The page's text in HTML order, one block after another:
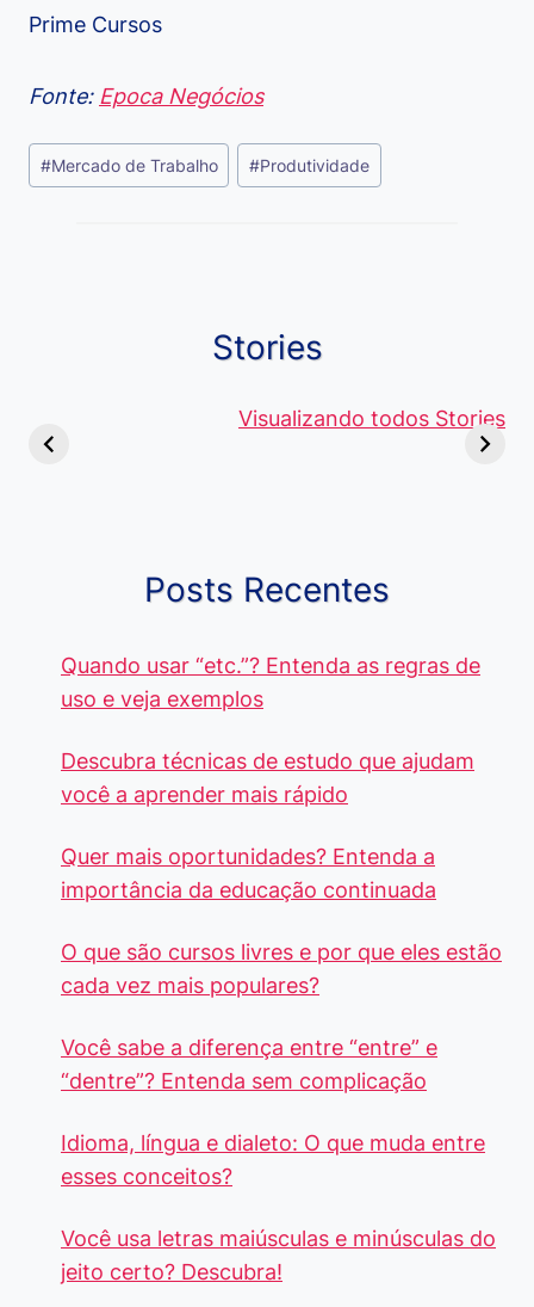
Prime Cursos
Fonte: Epoca Negócios
Tags
do
#Mercado de Trabalho #Produtividade
Stories
Visualizando todos Stories
Diferença e
de 5 Centavos
Curso de
Pacote
Posts Recentes
Quando usar “etc.”? Entenda as regras de
uso e veja exemplos
Descubra técnicas de estudo que ajudam
você a aprender mais rápido
Quer mais oportunidades? Entenda a
importância da educação continuada
O que são cursos livres e por que eles estão
cada vez mais populares?
Você sabe a diferença entre “entre” e
“dentre”? Entenda sem complicação
Idioma, língua e dialeto: O que muda entre
esses conceitos?
Você usa letras maiúsculas e minúsculas do
jeito certo? Descubra!